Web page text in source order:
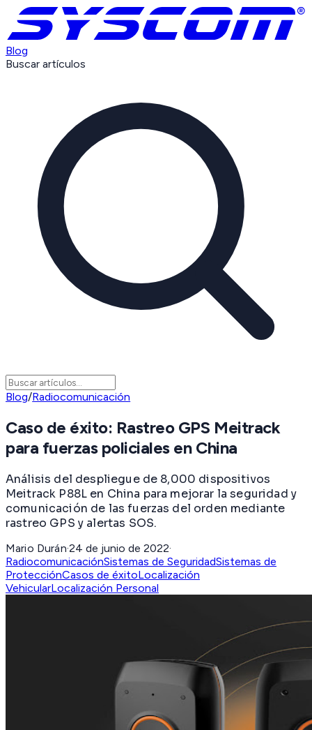
Blog
Buscar artículos
Blog/Radiocomunicación
Caso de éxito: Rastreo GPS Meitrack
para fuerzas policiales en China
Análisis del despliegue de 8,000 dispositivos
Meitrack P88L en China para mejorar la seguridad y
comunicación de las fuerzas del orden mediante
rastreo GPS y alertas SOS.
Mario Durán·24 de junio de 2022·
RadiocomunicaciónSistemas de SeguridadSistemas de
ProtecciónCasos de éxitoLocalización
VehicularLocalización Personal